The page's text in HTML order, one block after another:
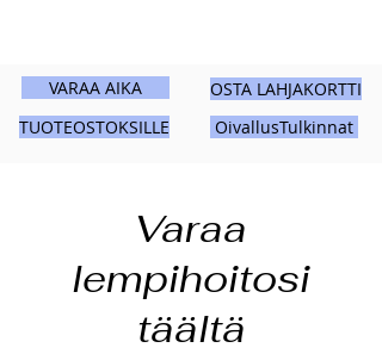
VARAA AIKA
TUOTEOSTOKSILLE
OSTA LAHJAKORTTI
OivallusTulkinnat
Varaa
lempihoitosi
täältä